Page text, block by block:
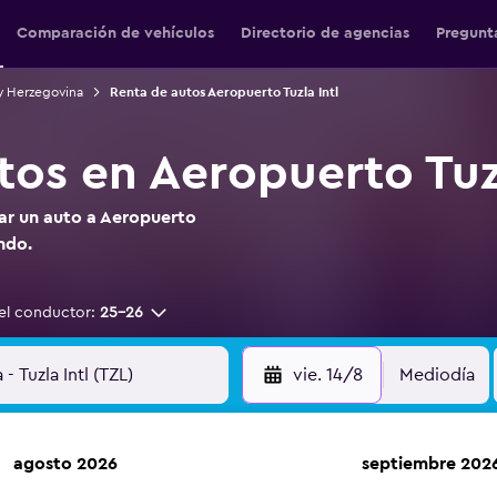
Comparación de vehículos Directorio de agencias
Herzegovina Renta de autos Aeropuerto Tuzla Intl
en Aeropuerto
un auto a Aeropuerto
conductor: 25-26
vie. 14/8 Mediodía
agosto 2026 septiembre